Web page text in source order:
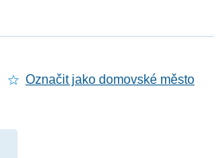
Označit jako domovské město